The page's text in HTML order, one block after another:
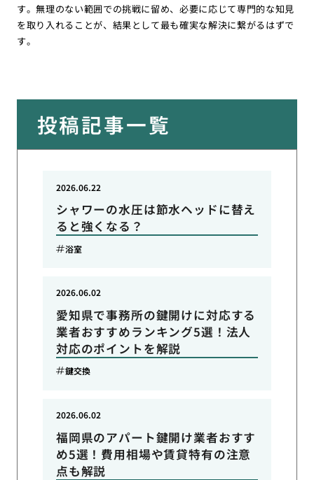
す。無理のない範囲での挑戦に留め、必要に応じて専門的な知見
を取り入れることが、結果として最も確実な解決に繋がるはずで
す。
投稿記事一覧
シャワーの水圧は節水ヘッドに替え
ると強くなる？
2026.06.22
浴室
愛知県で事務所の鍵開けに対応する
業者おすすめランキング5選！法人
対応のポイントを解説
2026.06.02
鍵交換
福岡県のアパート鍵開け業者おすす
め5選！費用相場や賃貸特有の注意
点も解説
2026.06.02